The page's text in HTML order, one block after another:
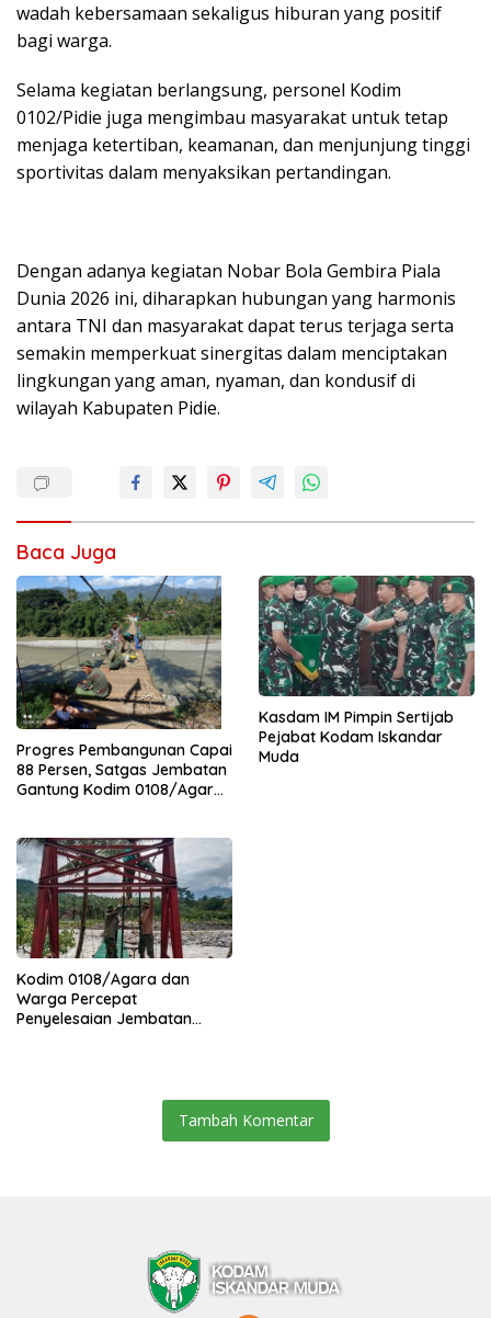
wadah kebersamaan sekaligus hiburan yang positif
bagi warga.
Selama kegiatan berlangsung, personel Kodim
0102/Pidie juga mengimbau masyarakat untuk tetap
menjaga ketertiban, keamanan, dan menjunjung tinggi
sportivitas dalam menyaksikan pertandingan.
Dengan adanya kegiatan Nobar Bola Gembira Piala
Dunia 2026 ini, diharapkan hubungan yang harmonis
antara TNI dan masyarakat dapat terus terjaga serta
semakin memperkuat sinergitas dalam menciptakan
lingkungan yang aman, nyaman, dan kondusif di
wilayah Kabupaten Pidie.
Baca Juga
Progres Pembangunan Capai
88 Persen, Satgas Jembatan
Gantung Kodim 0108/Agara
Kasdam IM Pimpin Sertijab
Pejabat Kodam Iskandar
Muda
Kodim 0108/Agara dan
Warga Percepat
Penyelesaian Jembatan
Tambah Komentar